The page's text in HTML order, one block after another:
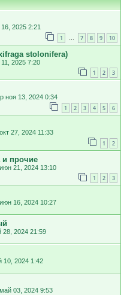
16, 2025 2:21
1 … 7 8 9 10
stolonifera)
11, 2025 7:20
1 2 3
ноя 13, 2024 0:34
1 2 3 4 5 6
27, 2024 11:33
1 2
и прочие
21, 2024 13:10
1 2 3
16, 2024 10:27
28, 2024 21:59
10, 2024 1:42
03, 2024 9:53